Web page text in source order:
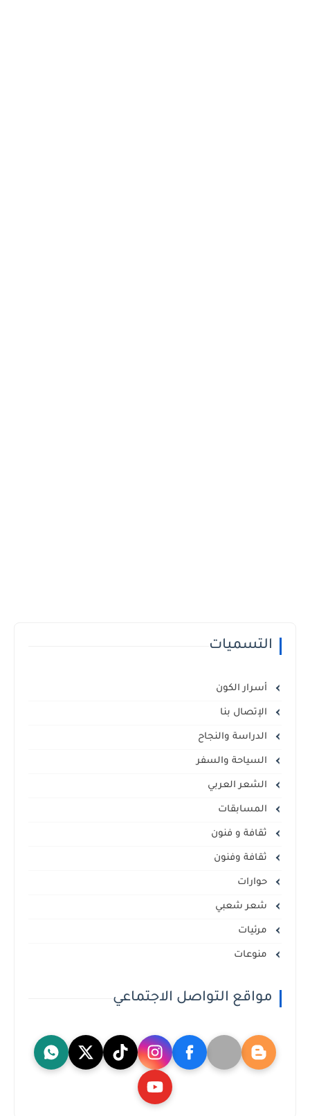
التسميات
أسرار الكون
الإتصال بنا
الدراسة والنجاح
السياحة والسفر
الشعر العربي
المسابقات
ثقافة و فنون
ثقافة وفنون
حوارات
شعر شعبي
مرئيات
منوعات
مواقع التواصل الاجتماعي